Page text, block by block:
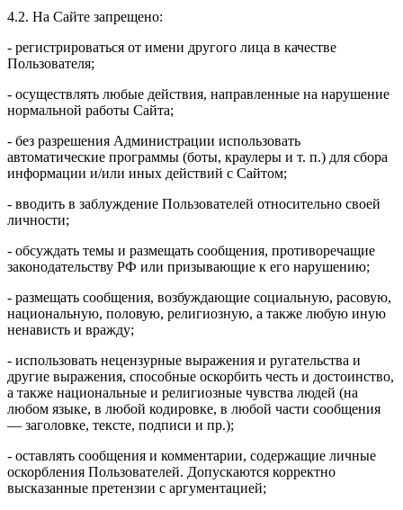
4.2. На Сайте запрещено:
- регистрироваться от имени другого лица в качестве
Пользователя;
- осуществлять любые действия, направленные на нарушение
нормальной работы Сайта;
- без разрешения Администрации использовать
автоматические программы (боты, краулеры и т. п.) для сбора
информации и/или иных действий с Сайтом;
- вводить в заблуждение Пользователей относительно своей
личности;
- обсуждать темы и размещать сообщения, противоречащие
законодательству РФ или призывающие к его нарушению;
- размещать сообщения, возбуждающие социальную, расовую,
национальную, половую, религиозную, а также любую иную
ненависть и вражду;
- использовать нецензурные выражения и ругательства и
другие выражения, способные оскорбить честь и достоинство,
а также национальные и религиозные чувства людей (на
любом языке, в любой кодировке, в любой части сообщения
— заголовке, тексте, подписи и пр.);
- оставлять сообщения и комментарии, содержащие личные
оскорбления Пользователей. Допускаются корректно
высказанные претензии с аргументацией;